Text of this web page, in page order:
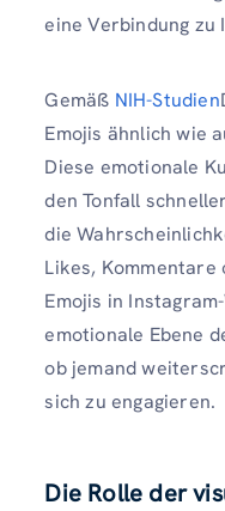
eine Verbindung
Gemäß NIH-Studien
Emojis ähnlich wie
Diese emotionale
den Tonfall
die
Likes, Kommentare
Emojis in
emotionale Ebene
ob jemand
sich zu engagieren.
Die Rolle der